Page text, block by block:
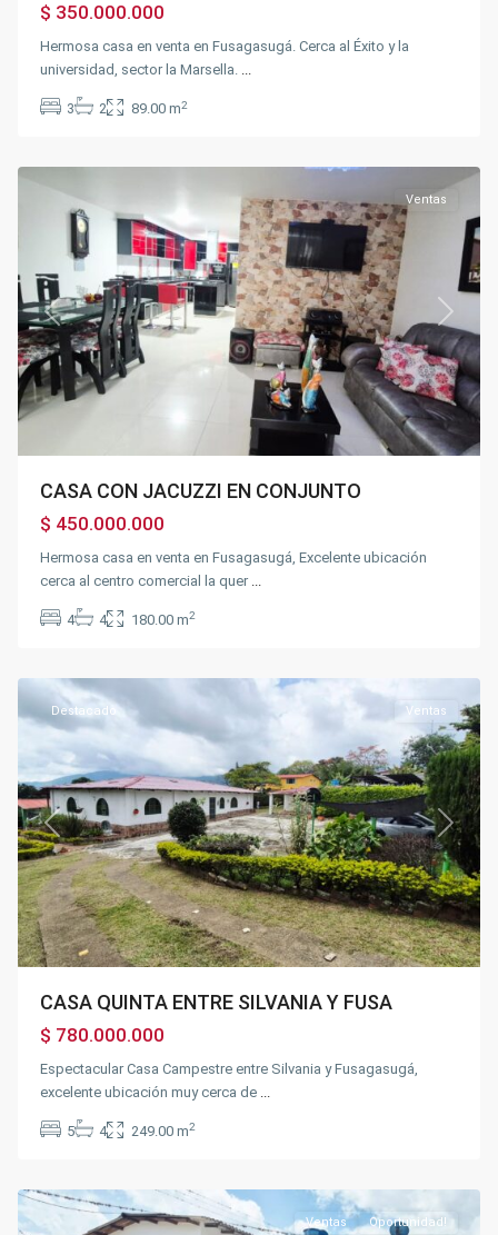
$ 350.000.000
Hermosa casa en venta en Fusagasugá. Cerca al Éxito y la
universidad, sector la Marsella. ...
3 2 89.00 m2
la
Previous Next
Ventas
CASA CON JACUZZI EN CONJUNTO
$ 450.000.000
Hermosa casa en venta en Fusagasugá, Excelente ubicación
cerca al centro comercial la quer ...
4 4 180.00 m2
Previous Next
Destacado Ventas
CASA QUINTA ENTRE SILVANIA Y FUSA
$ 780.000.000
Espectacular Casa Campestre entre Silvania y Fusagasugá,
excelente ubicación muy cerca de ...
5 4 249.00 m2
Autopista
40,
Ventas Oportunidad!